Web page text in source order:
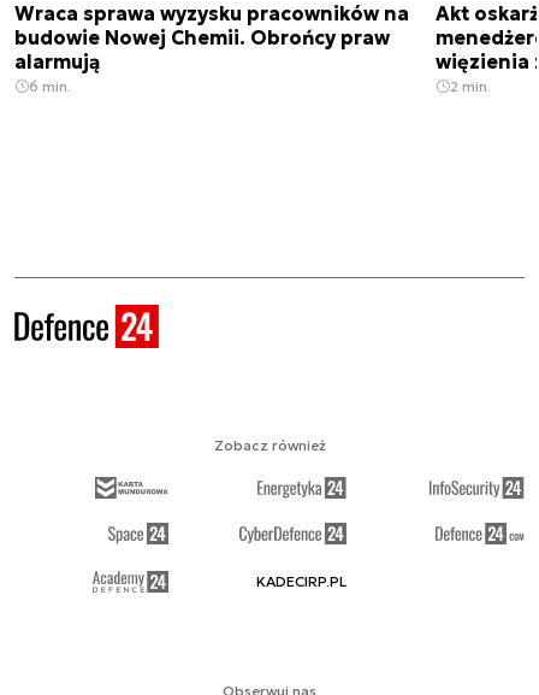
Wraca sprawa wyzysku pracowników na
budowie Nowej Chemii. Obrońcy praw
alarmują
6 min.
Akt
więzienia
2 min.
Obserwuj nas
Zobacz również
KADECIRP.PL